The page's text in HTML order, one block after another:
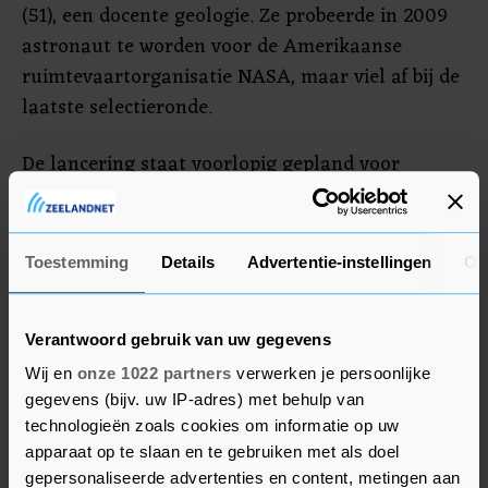
Toestemming Details Advertentie-instellingen
Verantwoord gebruik van uw gegevens
Wij en onze 1022 partners verwerken je persoonlijke
gegevens (bijv. uw IP-adres) met behulp van
technologieën zoals cookies om informatie op uw
apparaat op te slaan en te gebruiken met als doel
gepersonaliseerde advertenties en content, metingen aan
(51), een docente geologie. Ze probeerde in 2009
astronaut te worden voor de Amerikaanse
ruimtevaartorganisatie NASA, maar viel af bij de
laatste selectieronde.
De lancering staat voorlopig gepland voor
donderdag, maar het precieze tijdstip hangt af
van de weersverwachting rond de ruimtebasis
Cape Canaveral in Florida. De bemanning komt
maximaal 540 kilometer van de aarde. De laatste
Na een vlucht van drie dagen moet het vaartuig
met de vier, hangend aan een parachute, in de
Atlantische Oceaan plonzen.
Musk is in een hevige concurrentiestrijd